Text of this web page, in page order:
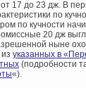
17 до 23 дж. В
по
по кучности
20 дж
ныне
указанных в
(подробности
«).